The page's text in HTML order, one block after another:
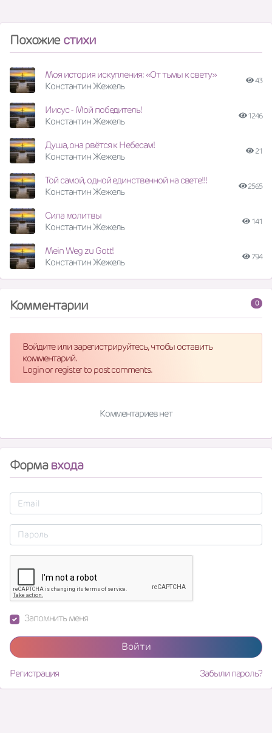
Похожие стихи
Моя история искупления: «От тьмы к свету»
Константин Жежель
43
Иисус - Мой победитель!
Константин Жежель
1246
Душа, она рвётся к Небесам!
Константин Жежель
21
Той самой, одной единственной на свете!!!
Константин Жежель
2565
Сила молитвы
Константин Жежель
141
Mein Weg zu Gott!
Константин Жежель
794
0
Комментарии
Войдите или зарегистрируйтесь, чтобы оставить
комментарий.
Login or register to post comments.
Комментариев нет
Формавхода
Запомнить меня
Войти
Регистрация Забыли пароль?